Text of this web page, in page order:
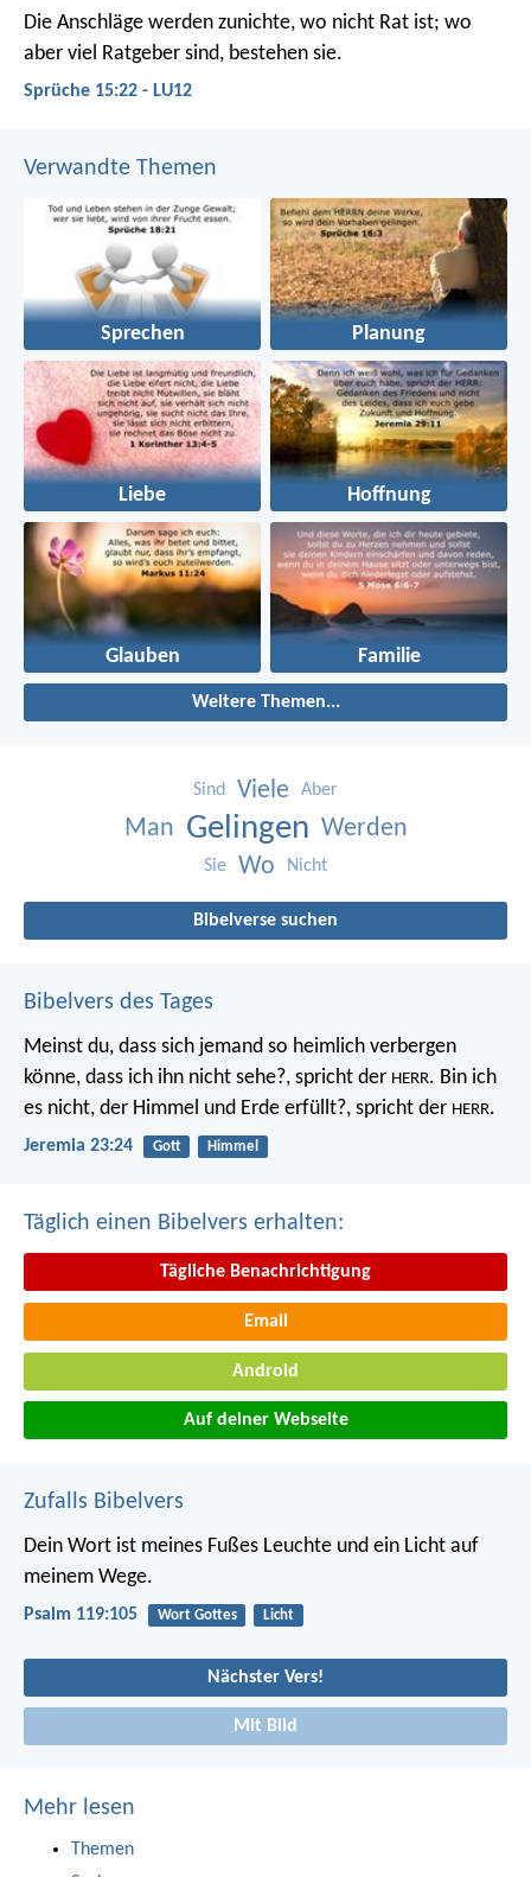
Die Anschläge werden zunichte, wo nicht Rat ist; wo
aber viel Ratgeber sind, bestehen sie.
Sprüche 15:22 - LU12
Verwandte Themen
Sprechen Planung
Liebe Hoffnung
Glauben Familie
Weitere Themen...
Sind Viele Aber
Man Gelingen Werden
Sie Wo Nicht
Bibelverse suchen
Bibelvers des Tages
Meinst du, dass sich jemand so heimlich verbergen
könne, dass ich ihn nicht sehe?, spricht der HERR. Bin ich
es nicht, der Himmel und Erde erfüllt?, spricht der HERR.
Jeremia 23:24 Gott Himmel
Täglich einen Bibelvers erhalten:
Tägliche Benachrichtigung
Email
Android
Auf deiner Webseite
Zufalls Bibelvers
Dein Wort ist meines Fußes Leuchte und ein Licht auf
meinem Wege.
Psalm 119:105 Wort Gottes Licht
Nächster Vers!
Mit Bild
Mehr lesen
Themen